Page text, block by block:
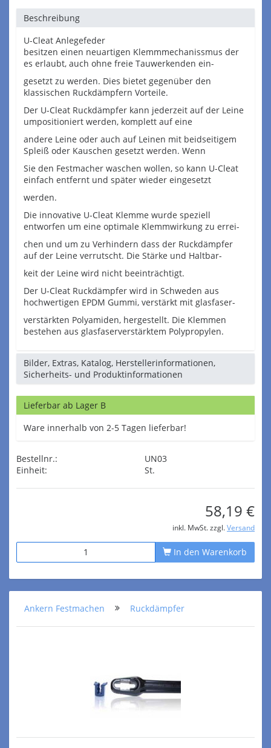
Beschreibung
U-Cleat Anlegefeder
besitzen einen neuartigen Klemmmechanissmus der
es erlaubt, auch ohne freie Tauwerkenden ein-
gesetzt zu werden. Dies bietet gegenüber den
klassischen Ruckdämpfern Vorteile.
Der U-Cleat Ruckdämpfer kann jederzeit auf der Leine
umpositioniert werden, komplett auf eine
andere Leine oder auch auf Leinen mit beidseitigem
Spleiß oder Kauschen gesetzt werden. Wenn
Sie den Festmacher waschen wollen, so kann U-Cleat
einfach entfernt und später wieder eingesetzt
werden.
Die innovative U-Cleat Klemme wurde speziell
entworfen um eine optimale Klemmwirkung zu errei-
chen und um zu Verhindern dass der Ruckdämpfer
auf der Leine verrutscht. Die Stärke und Haltbar-
keit der Leine wird nicht beeinträchtigt.
Der U-Cleat Ruckdämpfer wird in Schweden aus
hochwertigen EPDM Gummi, verstärkt mit glasfaser-
verstärkten Polyamiden, hergestellt. Die Klemmen
bestehen aus glasfaserverstärktem Polypropylen.
Bilder, Extras, Katalog, Herstellerinformationen,
Sicherheits- und Produktinformationen
Lieferbar ab Lager B
Ware innerhalb von 2-5 Tagen lieferbar!
Bestellnr.:
UN03
Einheit:
St.
58,19 €
inkl. MwSt. zzgl. Versand
In den Warenkorb
Ankern Festmachen Ruckdämpfer